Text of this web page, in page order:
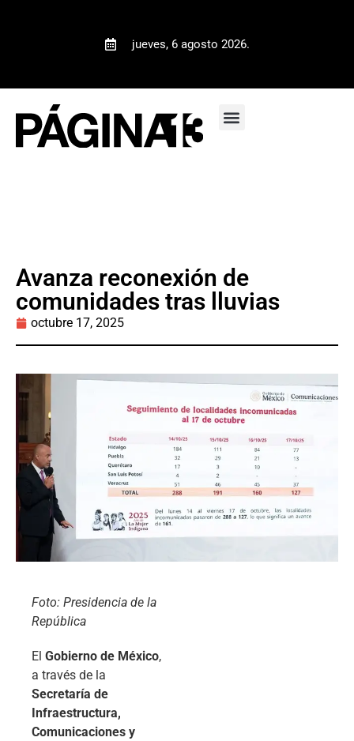
jueves, 6 agosto 2026.
Avanza reconexión de
comunidades tras lluvias
octubre 17, 2025
Foto: Presidencia de la
República
El Gobierno de México,
a través de la
Secretaría de
Infraestructura,
Comunicaciones y